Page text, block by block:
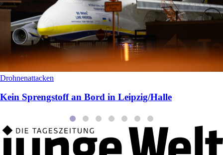
Drohnenattacken
Kein Sprengstoff an Bord in Leipzig/Halle